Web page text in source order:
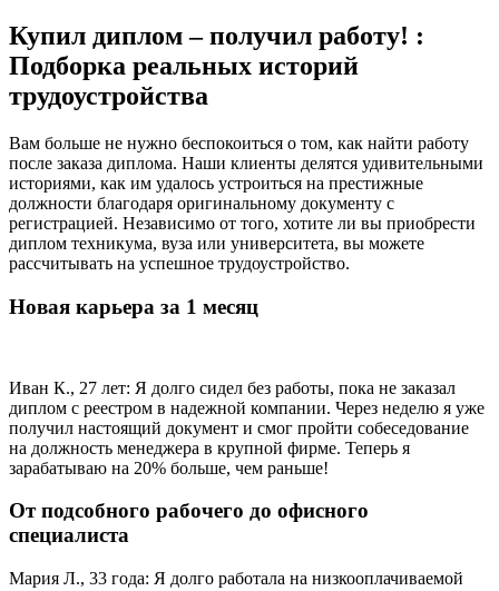
Купил диплом – получил работу! :
Подборка реальных историй
трудоустройства
Вам больше не нужно беспокоиться о том, как найти работу
после заказа диплома. Наши клиенты делятся удивительными
историями, как им удалось устроиться на престижные
должности благодаря оригинальному документу с
регистрацией. Независимо от того, хотите ли вы приобрести
диплом техникума, вуза или университета, вы можете
рассчитывать на успешное трудоустройство.
Новая карьера за 1 месяц